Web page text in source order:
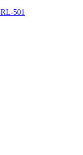
501